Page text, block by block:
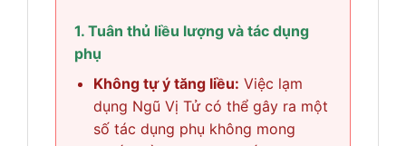
1. Tuân thủ liều lượng và tác dụng
phụ
Không tự ý tăng liều: Việc lạm
dụng Ngũ Vị Tử có thể gây ra một
số tác dụng phụ không mong